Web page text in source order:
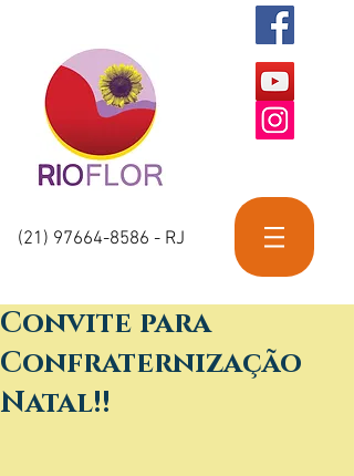
(21) 97664-8586 - RJ
Convite para
Confraternização
Natal!!